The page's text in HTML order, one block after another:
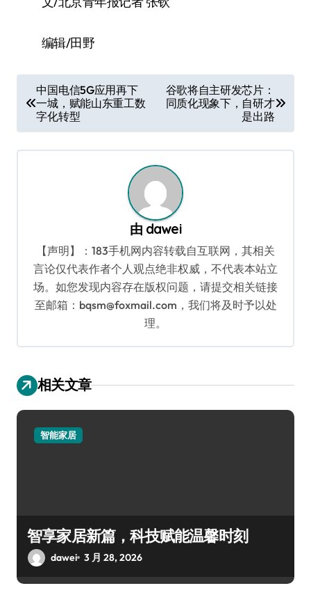
编辑/田野
章
导
航
中国电信5G应用再下
一城，赋能山东重工数
字化转型
谷歌将自主研发芯片：
同质化现象下，自研才
是出路
由 dawei
【声明】：183手机网内容转载自互联网，其相关
言论仅代表作者个人观点绝非权威，不代表本站立
场。如您发现内容存在版权问题，请提交相关链接
至邮箱：bqsm@foxmail.com，我们将及时予以处
理。
相关文章
智能家居
智享家居新篇，科技赋能温馨时刻
dawei 3 月 28, 2026